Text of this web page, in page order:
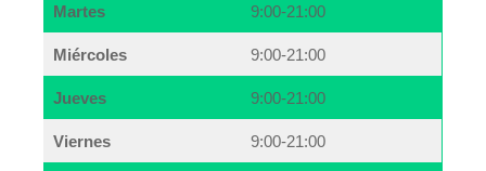
Martes 9:00-21:00
Miércoles 9:00-21:00
Jueves 9:00-21:00
Viernes 9:00-21:00